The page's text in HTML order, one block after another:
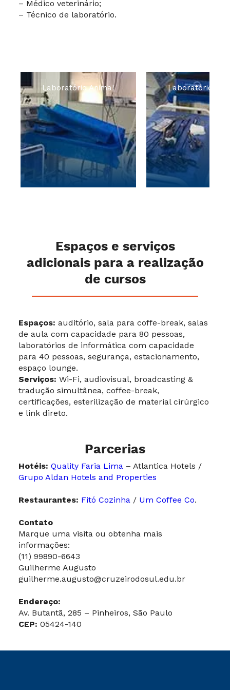
– Médico veterinário;
– Técnico de laboratório.
Laboratório Animal Laboratório
Espaços e serviços
adicionais para a realização
de cursos
Espaços: auditório, sala para coffe-break, salas
de aula com capacidade para 80 pessoas,
laboratórios de informática com capacidade
para 40 pessoas, segurança, estacionamento,
espaço lounge.
Serviços: Wi-Fi, audiovisual, broadcasting &
tradução simultânea, coffee-break,
certificações, esterilização de material cirúrgico
e link direto.
Parcerias
Hotéis: Quality Faria Lima – Atlantica Hotels /
Grupo Aldan Hotels and Properties
Restaurantes: Fitó Cozinha / Um Coffee Co.
Contato
Marque uma visita ou obtenha mais
informações:
(11) 99890-6643
Guilherme Augusto
guilherme.augusto@cruzeirodosul.edu.br
Endereço:
Av. Butantã, 285 – Pinheiros, São Paulo
CEP: 05424-140